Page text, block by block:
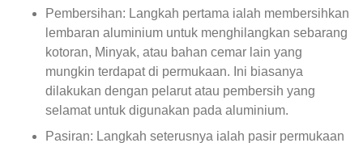
Pembersihan: Langkah pertama ialah membersihkan
lembaran aluminium untuk menghilangkan sebarang
kotoran, Minyak, atau bahan cemar lain yang
mungkin terdapat di permukaan. Ini biasanya
dilakukan dengan pelarut atau pembersih yang
selamat untuk digunakan pada aluminium.
Pasiran: Langkah seterusnya ialah pasir permukaan